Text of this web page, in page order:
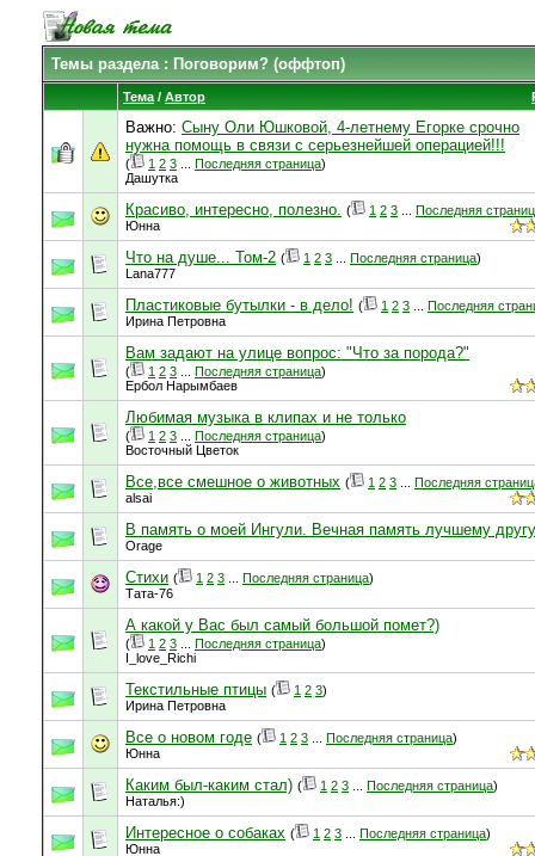
Темы раздела: Поговорим? (оффтоп)
Тема / Автор
Важно: Сыну Оли Юшковой, 4-летнему Егорке срочно
нужна помощь в связи с серьезнейшей операцией!!!
( 1 2 3 Последняя страница)
Дашутка
Красиво, интересно, полезно. ( 1 2 3
Последняя
Юнна
Что на душе... Том-2 ( 1 2 3 Последняя страница)
Lana777
Пластиковые бутылки - в дело! ( 1 2 3
Последняя
Ирина Петровна
Вам задают на улице вопрос: "Что за порода?"
( 1 2 3 Последняя страница)
Ербол Нарымбаев
Любимая музыка в клипах и не только
( 1 2 3 Последняя страница)
Восточный Цветок
Все,все смешное о животных ( 1 2 3
Последняя
alsai
В память о моей Ингули. Вечная память лучшему
Orage
Стихи ( 1 2 3 Последняя страница)
Тата-76
А какой у Вас был самый большой помет?)
( 1 2 3 Последняя страница)
I_love_Richi
Текстильные птицы ( 1 2 3)
Ирина Петровна
Все о новом годе ( 1 2 3 Последняя страница)
Юнна
Каким был-каким стал) ( 1 2 3 Последняя страница)
Наталья:)
Интересное о собаках ( 1 2 3 Последняя страница)
Юнна